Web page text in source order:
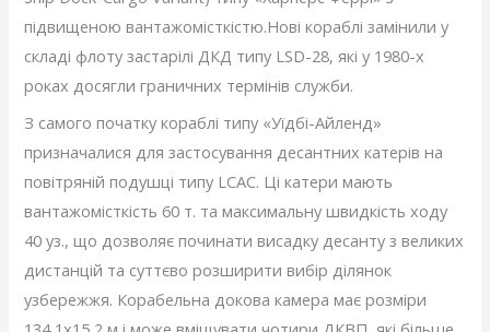
підвищеною вантажомісткістю.Нові кораблі замінили у
складі флоту застарілі ДКД типу LSD-28, які у 1980-х
роках досягли граничних термінів служби.
З самого початку кораблі типу «Уїдбі-Айленд»
призначалися для застосування десантних катерів на
повітряній подушці типу LCAC. Ці катери мають
вантажомісткість 60 т. та максимальну швидкість ходу
40 уз., що дозволяє починати висадку десанту з великих
дистанцій та суттєво розширити вибір ділянок
узбережжя. Корабельна докова камера має розміри